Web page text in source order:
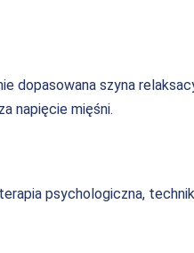
dopasowana szyna
napięcie mięśni.
psychologiczna,